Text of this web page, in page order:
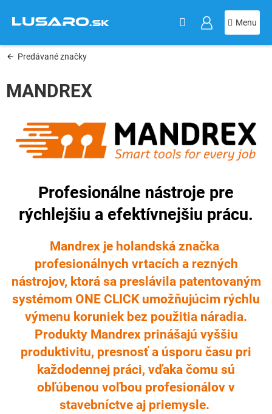
obsah
Predávané značky
MANDREX
Profesionálne nástroje pre
rýchlejšiu a efektívnejšiu prácu.
Mandrex je holandská značka
profesionálnych vrtacích a rezných
nástrojov, ktorá sa preslávila patentovaným
systémom ONE CLICK umožňujúcim rýchlu
výmenu koruniek bez použitia náradia.
Produkty Mandrex prinášajú vyššiu
produktivitu, presnosť a úsporu času pri
každodennej práci, vďaka čomu sú
obľúbenou voľbou profesionálov v
stavebníctve aj priemysle.